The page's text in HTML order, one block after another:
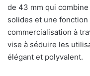
de 43 mm qui
solides et une
commercialisation à
vise à séduire les
élégant et polyvalent.